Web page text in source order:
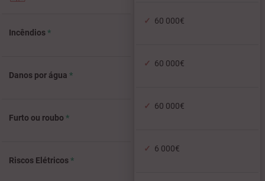
Incêndios*
Danos por água *
Furto ou roubo *
Riscos Elétricos*
60 000€
60 000€
60 000€
6 000€